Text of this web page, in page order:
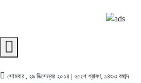
সোমবার , ২৯ ডিসেম্বর ২০১৪ | ২৫শে শ্রাবণ, ১৪৩৩ বঙ্গাব্দ